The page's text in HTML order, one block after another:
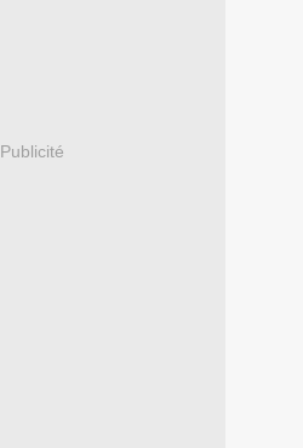
Publicité